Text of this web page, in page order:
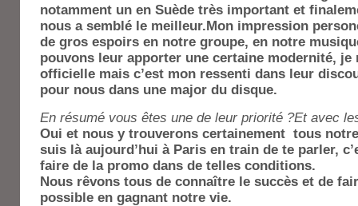
notamment un en Suède très important et
nous a semblé le meilleur.Mon impression
de gros espoirs en notre groupe, en notre
pouvons leur apporter une certaine modernité, je
officielle mais c’est mon ressenti dans leur
pour nous dans une major du disque.
En résumé vous êtes une de leur priorité ?Et avec
Oui et nous y trouverons certainement tous
suis là aujourd’hui à Paris en train de te parler,
faire de la promo dans de telles conditions.
Nous rêvons tous de connaître le succès et de
possible en gagnant notre vie.